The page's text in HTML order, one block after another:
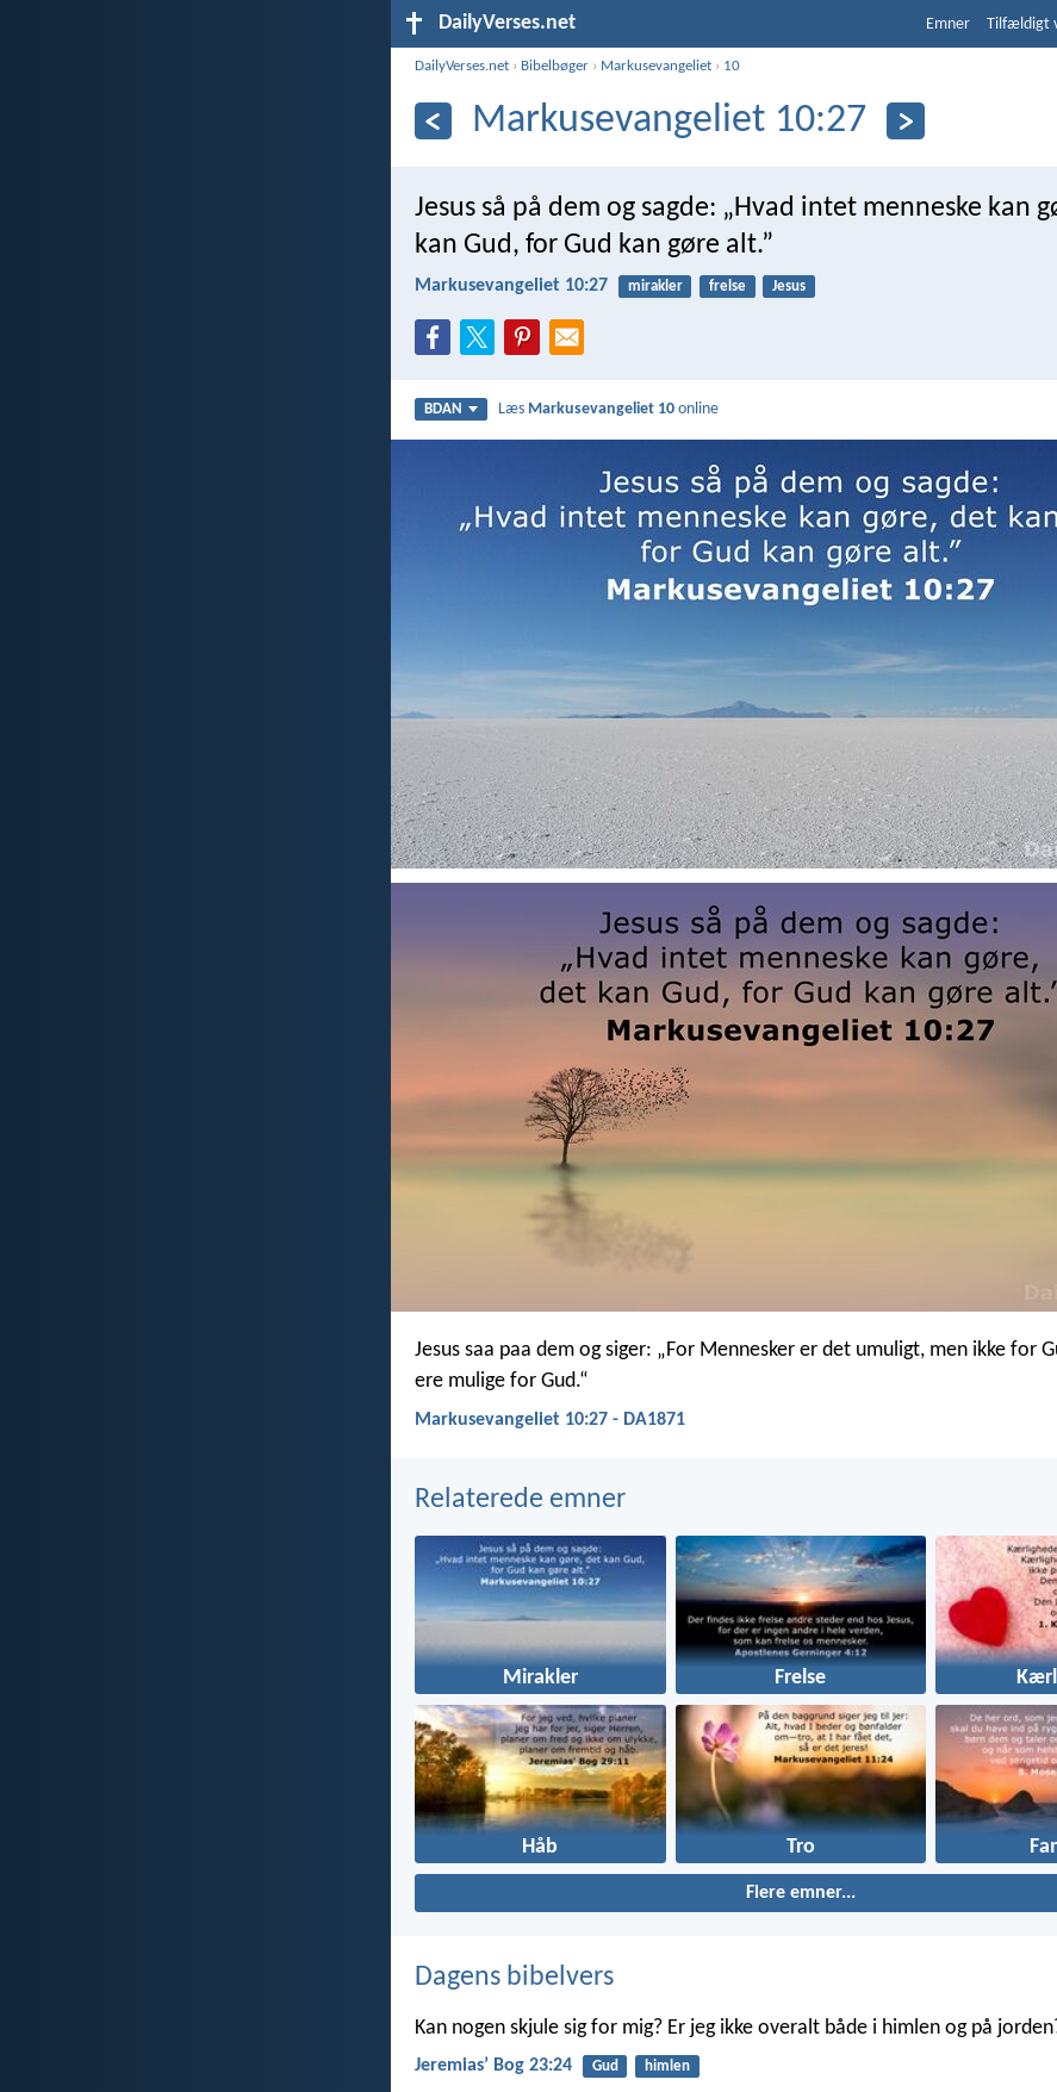
DailyVerses.net Emner Tilfældigt
DailyVerses.net › Bibelbøger › Markusevangeliet › 10
Markusevangeliet 10:27
Jesus så på dem og sagde: „Hvad intet menneske kan
kan Gud, for Gud kan gøre alt.”
Markusevangeliet 10:27 mirakler frelse Jesus
BDAN Læs Markusevangeliet 10 online
Jesus saa paa dem og siger: „For Mennesker er det umuligt, men ikke for
ere mulige for Gud.“
Markusevangeliet 10:27 - DA1871
Relaterede emner
Mirakler Frelse
Håb Tro
Flere emner...
Dagens bibelvers
Kan nogen skjule sig for mig? Er jeg ikke overalt både i himlen og på
Jeremiasʼ Bog 23:24 Gud himlen